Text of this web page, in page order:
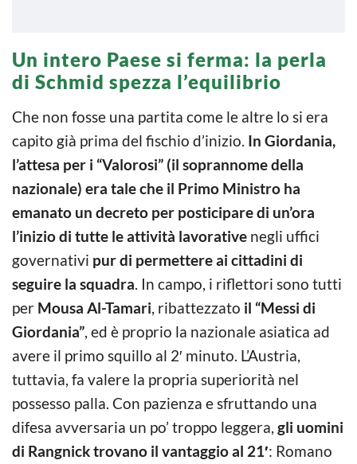
Un intero Paese si ferma: la perla
di Schmid spezza l’equilibrio
Che non fosse una partita come le altre lo si era
capito già prima del fischio d’inizio. In Giordania,
l’attesa per i “Valorosi” (il soprannome della
nazionale) era tale che il Primo Ministro ha
emanato un decreto per posticipare di un’ora
l’inizio di tutte le attività lavorative negli uffici
governativi pur di permettere ai cittadini di
seguire la squadra. In campo, i riflettori sono tutti
per Mousa Al-Tamari, ribattezzato il “Messi di
Giordania”, ed è proprio la nazionale asiatica ad
avere il primo squillo al 2′ minuto. L’Austria,
tuttavia, fa valere la propria superiorità nel
possesso palla. Con pazienza e sfruttando una
difesa avversaria un po’ troppo leggera, gli uomini
di Rangnick trovano il vantaggio al 21′: Romano